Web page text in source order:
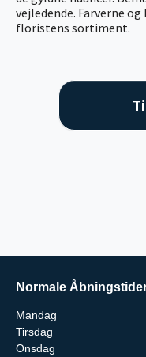
vejledende. Farverne
floristens sortiment.
Normale
Mandag
Tirsdag
Onsdag